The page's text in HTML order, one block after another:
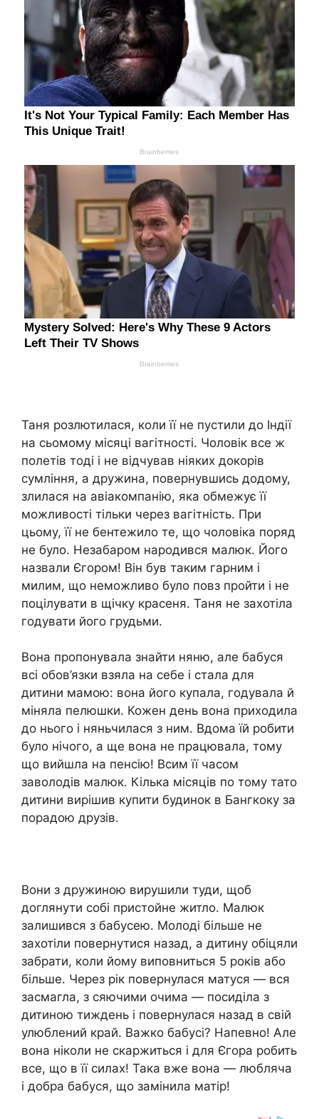
Таня розлютилася, коли її не пустили до Індії
на сьомому місяці вагітності. Чоловік все ж
полетів тоді і не відчував ніяких докорів
сумління, а дружина, повернувшись додому,
злилася на авіакомпанію, яка обмежує її
можливості тільки через вагітність. При
цьому, її не бентежило те, що чоловіка поряд
не було. Незабаром народився малюк. Його
назвали Єгором! Він був таким гарним і
милим, що неможливо було повз пройти і не
поцілувати в щічку красеня. Таня не захотіла
годувати його грудьми.
Вона пропонувала знайти няню, але бабуся
всі обов’язки взяла на себе і стала для
дитини мамою: вона його купала, годувала й
міняла пелюшки. Кожен день вона приходила
до нього і няньчилася з ним. Вдома їй робити
було нічого, а ще вона не працювала, тому
що вийшла на пенсію! Всим її часом
заволодів малюк. Кілька місяців по тому тато
дитини вирішив купити будинок в Бангкоку за
порадою друзів.
Вони з дружиною вирушили туди, щоб
доглянути собі пристойне житло. Малюк
залишився з бабусею. Молоді більше не
захотіли повернутися назад, а дитину обіцяли
забрати, коли йому виповниться 5 років або
більше. Через рік повернулася матуся — вся
засмагла, з сяючими очима — посиділа з
дитиною тиждень і повернулася назад в свій
улюблений край. Важко бабусі? Напевно! Але
вона ніколи не скаржиться і для Єгора робить
все, що в її силах! Така вже вона — любляча
і добра бабуся, що замінила матір!